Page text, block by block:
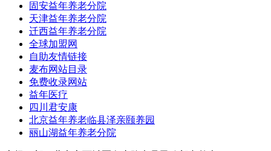
固安益年养老分院
天津益年养老分院
迁西益年养老分院
全球加盟网
自助友情链接
麦布网站目录
免费收录网站
益年医疗
四川君安康
北京益年养老临县泽亲颐养园
丽山湖益年养老分院